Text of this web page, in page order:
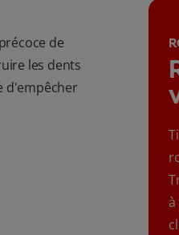
de
les dents
d'empêcher
à